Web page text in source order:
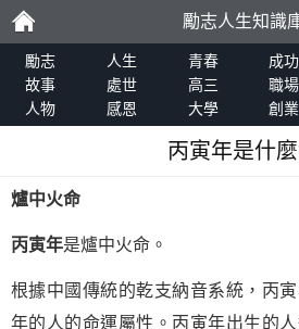
勵
志
勵志人生知識
勵志 人生 青春 成功
故事
處世 高三 職場
人物
感恩 大學 創業
丙寅年是什
爐中火命
丙寅年是爐中火命。
根據中國傳統的乾支納音系統，丙
年的人的命運屬性。丙寅年出生的